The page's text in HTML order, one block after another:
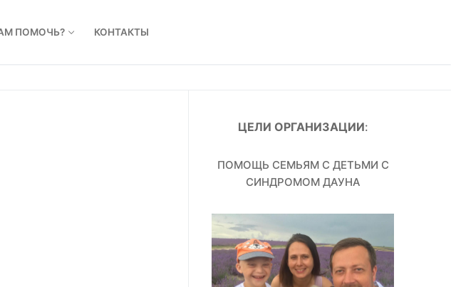
ПОМОЧЬ? КОНТАКТЫ
ЦЕЛИ ОРГАНИЗАЦИИ:
ПОМОЩЬ СЕМЬЯМ С ДЕТЬМИ С
СИНДРОМОМ ДАУНА